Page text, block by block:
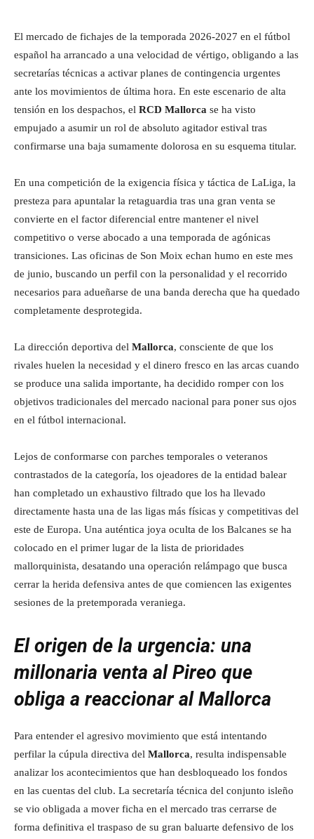
El mercado de fichajes de la temporada 2026-2027 en el fútbol
español ha arrancado a una velocidad de vértigo, obligando a las
secretarías técnicas a activar planes de contingencia urgentes
ante los movimientos de última hora. En este escenario de alta
tensión en los despachos, el RCD Mallorca se ha visto
empujado a asumir un rol de absoluto agitador estival tras
confirmarse una baja sumamente dolorosa en su esquema titular.
En una competición de la exigencia física y táctica de LaLiga, la
presteza para apuntalar la retaguardia tras una gran venta se
convierte en el factor diferencial entre mantener el nivel
competitivo o verse abocado a una temporada de agónicas
transiciones. Las oficinas de Son Moix echan humo en este mes
de junio, buscando un perfil con la personalidad y el recorrido
necesarios para adueñarse de una banda derecha que ha quedado
completamente desprotegida.
La dirección deportiva del Mallorca, consciente de que los
rivales huelen la necesidad y el dinero fresco en las arcas cuando
se produce una salida importante, ha decidido romper con los
objetivos tradicionales del mercado nacional para poner sus ojos
en el fútbol internacional.
Lejos de conformarse con parches temporales o veteranos
contrastados de la categoría, los ojeadores de la entidad balear
han completado un exhaustivo filtrado que los ha llevado
directamente hasta una de las ligas más físicas y competitivas del
este de Europa. Una auténtica joya oculta de los Balcanes se ha
colocado en el primer lugar de la lista de prioridades
mallorquinista, desatando una operación relámpago que busca
cerrar la herida defensiva antes de que comiencen las exigentes
sesiones de la pretemporada veraniega.
El origen de la urgencia: una
millonaria venta al Pireo que
obliga a reaccionar al Mallorca
Para entender el agresivo movimiento que está intentando
perfilar la cúpula directiva del Mallorca, resulta indispensable
analizar los acontecimientos que han desbloqueado los fondos
en las cuentas del club. La secretaría técnica del conjunto isleño
se vio obligada a mover ficha en el mercado tras cerrarse de
forma definitiva el traspaso de su gran baluarte defensivo de los